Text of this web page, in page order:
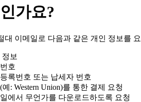
가요?
대 이메일로 다음과 같은 개인 정보를
보
호
록번호 또는 납세자 번호
예: Western Union)를 통한 결제 요청
에서 무언가를 다운로드하도록 요청